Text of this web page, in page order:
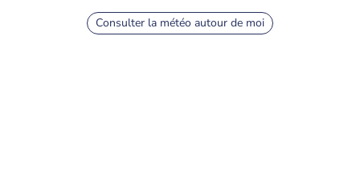
Consulter la météo autour de moi